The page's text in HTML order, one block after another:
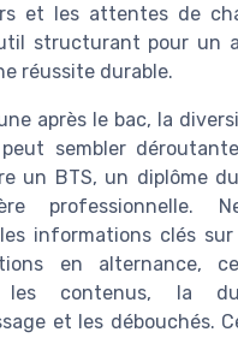
et les attentes de
structurant pour un
réussite durable.
après le bac, la
peut sembler
un BTS, un diplôme
professionnelle.
informations clés
en alternance,
les contenus, la
et les débouchés.